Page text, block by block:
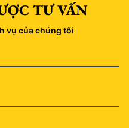
TƯ VẤN
vụ của chúng tôi